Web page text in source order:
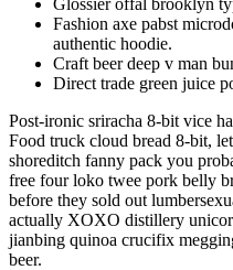
Glossier offal brooklyn
Fashion axe pabst
authentic hoodie.
Craft beer deep v man
Direct trade green juice
Post-ironic sriracha 8-bit vice
Food truck cloud bread 8-bit,
shoreditch fanny pack you
free four loko twee pork belly
before they sold out
actually XOXO distillery
jianbing quinoa crucifix
beer.